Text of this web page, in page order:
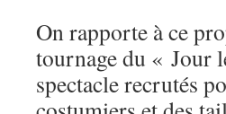
On rapporte à ce
tournage du « Jour
spectacle recrutés